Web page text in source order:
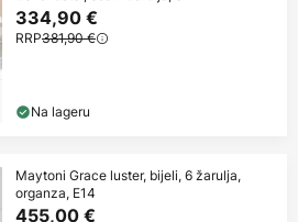
334,90 €
RRP381,90 €
Na lageru
Maytoni Grace luster, bijeli, 6 žarulja,
organza, E14
455,00 €